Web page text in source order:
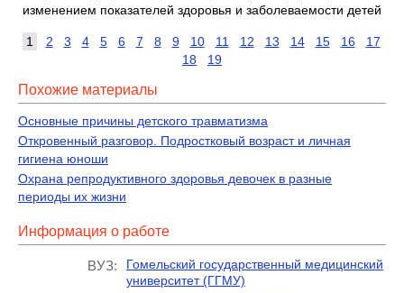
изменением показателей здоровья и заболеваемости детей
1 2 3 4 5 6 7 8 9 10 11 12 13 14 15 16
17
18
19
Похожие материалы
Основные причины детского травматизма
Откровенный разговор. Подростковый возраст и личная
гигиена юноши
Охрана репродуктивного здоровья девочек в разные
периоды их жизни
Информация о работе
ВУЗ:
Гомельский государственный медицинский
университет (ГГМУ)